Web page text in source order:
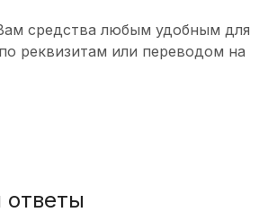
средства любым удобным для
реквизитам или переводом на